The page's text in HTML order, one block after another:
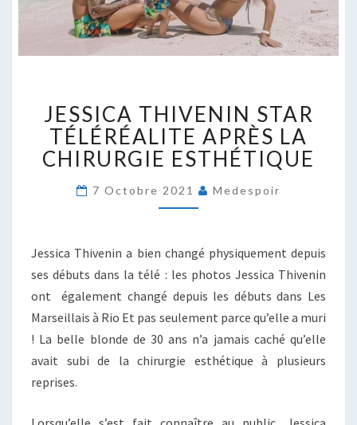
THIVENIN
STAR
TÉLÉRÉALITE
APRÈS
CHIRURGIE
JESSICA THIVENIN STAR
TÉLÉRÉALITE APRÈS LA
CHIRURGIE ESTHÉTIQUE
7 Octobre 2021 Medespoir
Jessica Thivenin a bien changé physiquement depuis
ses débuts dans la télé : les photos Jessica Thivenin
ont également changé depuis les débuts dans Les
Marseillais à Rio Et pas seulement parce qu’elle a muri
! La belle blonde de 30 ans n’a jamais caché qu’elle
avait subi de la chirurgie esthétique à plusieurs
reprises.